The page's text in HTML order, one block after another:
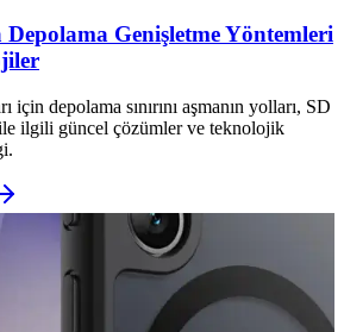
Depolama Genişletme Yöntemleri
için depolama sınırını aşmanın yolları, SD
ilgili güncel çözümler ve teknolojik